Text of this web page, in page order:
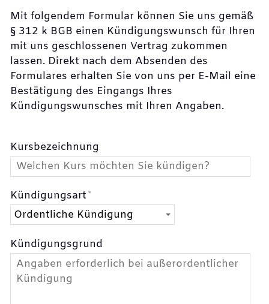
Mit folgendem Formular können Sie uns gemäß
§ 312 k BGB einen Kündigungswunsch für Ihren
mit uns geschlossenen Vertrag zukommen
lassen. Direkt nach dem Absenden des
Formulares erhalten Sie von uns per E-Mail eine
Bestätigung des Eingangs Ihres
Kündigungswunsches mit Ihren Angaben.
Kursbezeichnung
Kündigungsart*
Kündigungsgrund